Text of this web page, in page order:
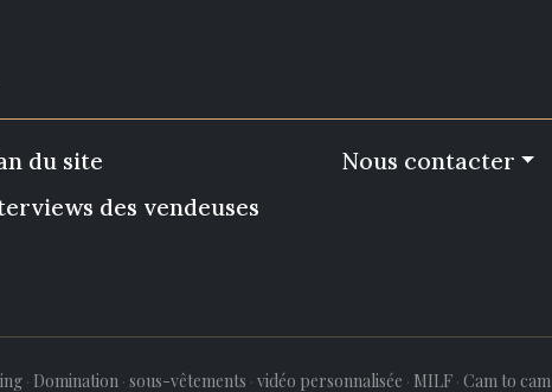
du site
des vendeuses
Nous contacter
· Domination · sous-vêtements · vidéo personnalisée · MILF · Cam to cam